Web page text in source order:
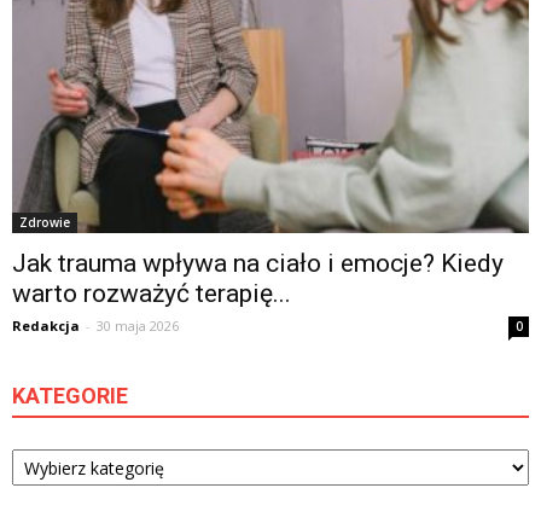
Zdrowie
Jak trauma wpływa na ciało i emocje? Kiedy
warto rozważyć terapię...
Redakcja - 30 maja 2026 0
KATEGORIE
Kategorie